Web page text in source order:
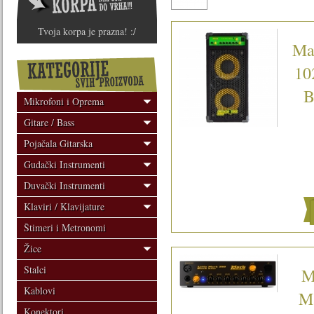
Tvoja korpa je prazna! :/
Mikrofoni i Oprema
Gitare / Bass
Pojačala Gitarska
Gudački Instrumenti
Duvački Instrumenti
Klaviri / Klavijature
Štimeri i Metronomi
Žice
Stalci
Kablovi